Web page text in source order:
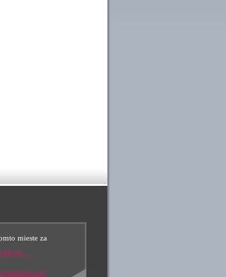
mieste za